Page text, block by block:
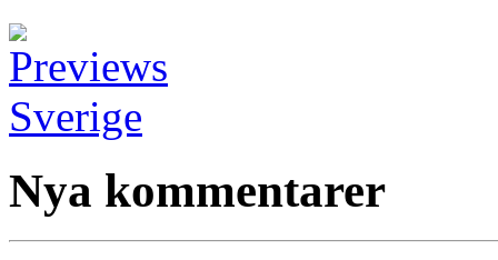
Nya kommentarer